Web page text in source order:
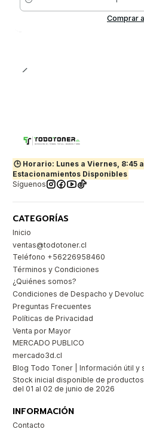
Cantidad
Comprar
🕒 Horario: Lunes a Viernes, 8:45 a
Estacionamientos Disponibles
Síguenos
CATEGORÍAS
Inicio
ventas@todotoner.cl
Teléfono +56226958460
Términos y Condiciones
¿Quiénes somos?
Condiciones de Despacho y
Preguntas Frecuentes
Políticas de Privacidad
Venta por Mayor
MERCADO PUBLICO
mercado3d.cl
Blog Todo Toner | Información útil y
Stock inicial disponible de
del 01 al 02 de junio de 2026
INFORMACIÓN
Contacto